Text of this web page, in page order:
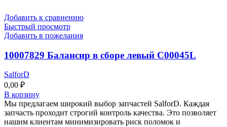
Добавить к сравнению
Быстрый просмотр
Добавить в пожелания
10007829 Балансир в сборе левый C00045L
SalforD
0,00 ₽
В корзину
Мы предлагаем широкий выбор запчастей SalforD. Каждая
запчасть проходит строгий контроль качества. Это позволяет
нашим клиентам минимизировать риск поломок и